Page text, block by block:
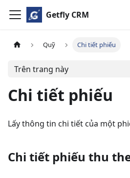
Getfly CRM
Quỹ Chi tiết phiếu
Trên trang này
Chi tiết phiếu
Lấy thông tin chi tiết của một
Chi tiết phiếu thu